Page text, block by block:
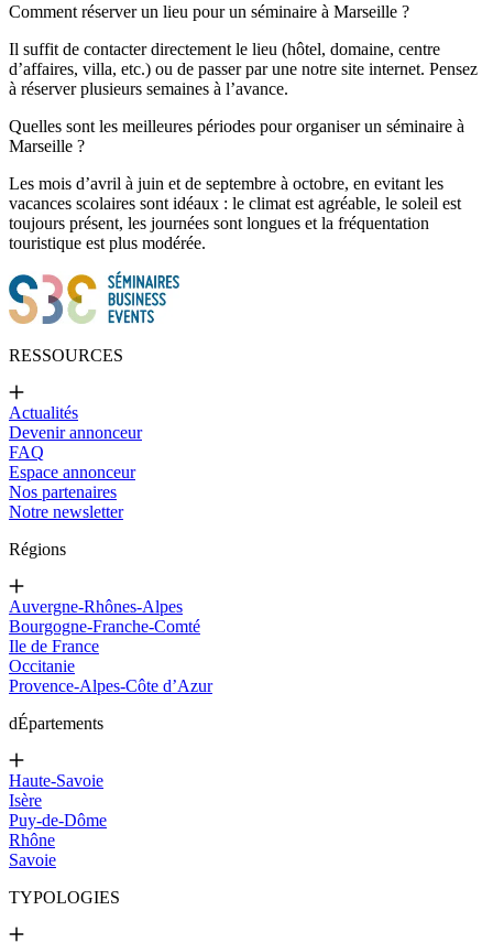
Comment réserver un lieu pour un séminaire à Marseille ?
Il suffit de contacter directement le lieu (hôtel, domaine, centre
d’affaires, villa, etc.) ou de passer par une notre site internet. Pensez
à réserver plusieurs semaines à l’avance.
Quelles sont les meilleures périodes pour organiser un séminaire à
Marseille ?
Les mois d’avril à juin et de septembre à octobre, en evitant les
vacances scolaires sont idéaux : le climat est agréable, le soleil est
toujours présent, les journées sont longues et la fréquentation
touristique est plus modérée.
RESSOURCES
Actualités
Devenir annonceur
FAQ
Espace annonceur
Nos partenaires
Notre newsletter
Régions
Auvergne-Rhônes-Alpes
Bourgogne-Franche-Comté
Ile de France
Occitanie
Provence-Alpes-Côte d’Azur
dÉpartements
Haute-Savoie
Isère
Puy-de-Dôme
Rhône
Savoie
TYPOLOGIES